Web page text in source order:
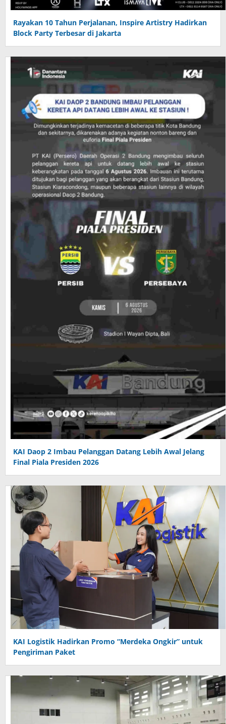
Rayakan 10 Tahun Perjalanan, Inspire Artistry Hadirkan
Block Party Terbesar di Jakarta
KAI Daop 2 Imbau Pelanggan Datang Lebih Awal Jelang
Final Piala Presiden 2026
KAI Logistik Hadirkan Promo “Merdeka Ongkir” untuk
Pengiriman Paket